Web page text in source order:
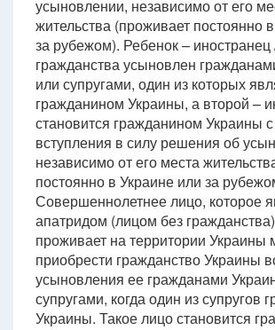
усыновлении, независимо от его
жительства (проживает постоянно
за рубежом). Ребенок – иностранец
гражданства усыновлен
или супругами, один из которых
гражданином Украины, а второй –
становится гражданином Украины
вступления в силу решения об
независимо от его места
постоянно в Украине или за
Совершеннолетнее лицо, которое
апатридом (лицом без
проживает на территории Украины
приобрести гражданство Украины
усыновления ее гражданами
супругами, когда один из супругов
Украины. Такое лицо становится